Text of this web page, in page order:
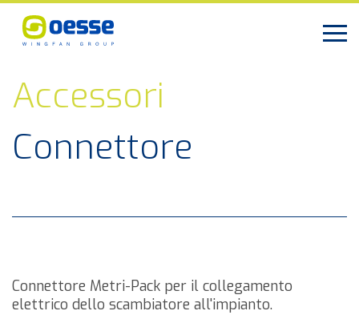
Accessori
Connettore
Connettore Metri-Pack per il collegamento
elettrico dello scambiatore all'impianto.